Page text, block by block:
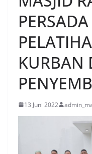
KURBAN
13 Juni 2022